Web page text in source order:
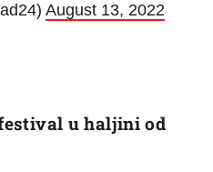
August 13, 2022
u haljini od